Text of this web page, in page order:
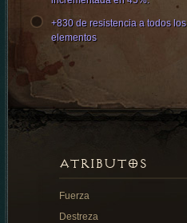
+830 de resistencia a todos los
elementos
ATRIBUTOS
Fuerza
Destreza